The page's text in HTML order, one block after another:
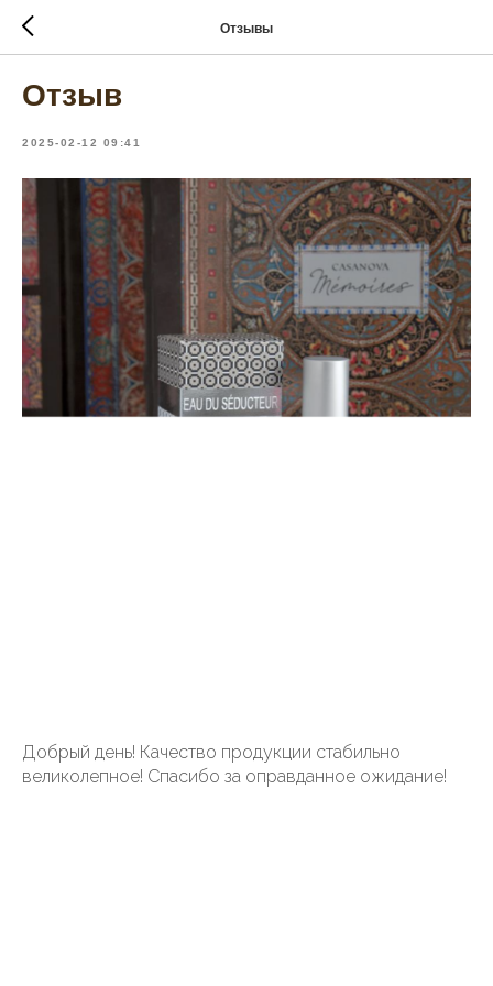
Отзывы
Отзыв
2025-02-12 09:41
Добрый день! Качество продукции стабильно
великолепное! Спасибо за оправданное ожидание!